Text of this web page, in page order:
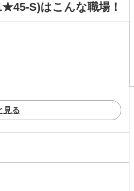
S)はこんな職場！
見る